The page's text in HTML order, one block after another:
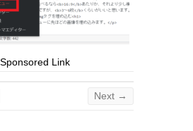
Sponsored Link
Next →